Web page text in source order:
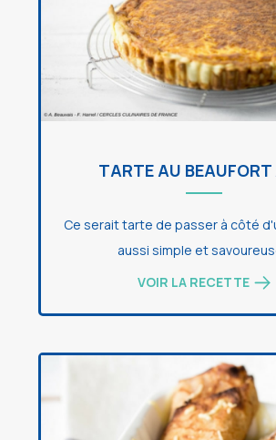
TARTE AU BEAUFORT
Ce serait tarte de passer à côté
aussi simple et
VOIR LA RECETTE